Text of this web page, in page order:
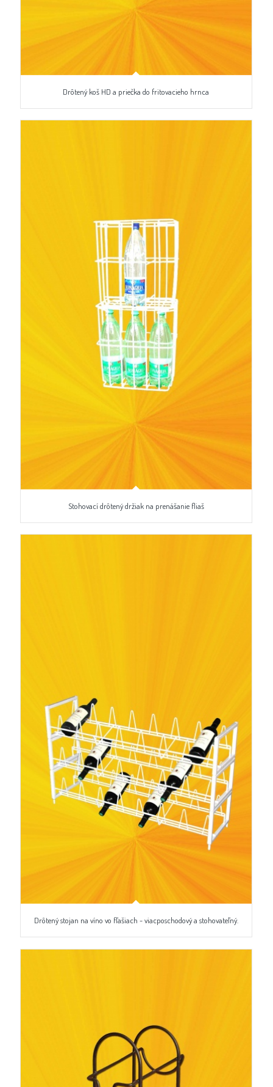
Drôtený koš HD a priečka do fritovacieho hrnca
Stohovací drôtený držiak na prenášanie fliaš
Drôtený stojan na víno vo fľašiach - viacposchodový a stohovateľný.